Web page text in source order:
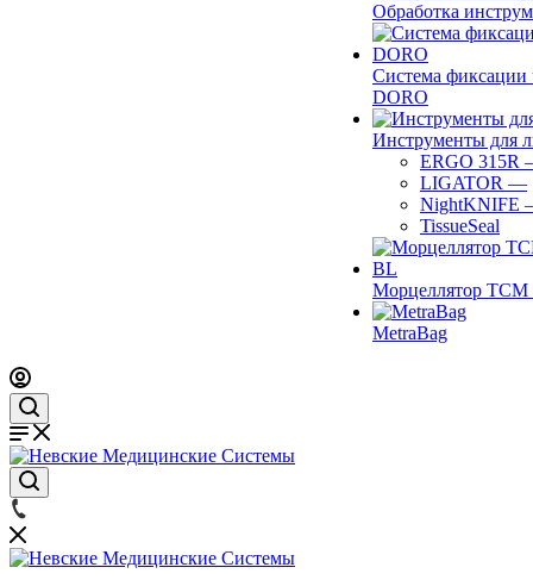
Обработка
Система фиксации
DORO
Инструменты для
ERGO 315R
LIGATOR —
NightKNIFE
TissueSeal
Морцеллятор ТСМ
MetraBag